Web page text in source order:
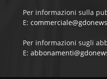
Per informazioni sulla
E:
Per informazioni sugli
E: